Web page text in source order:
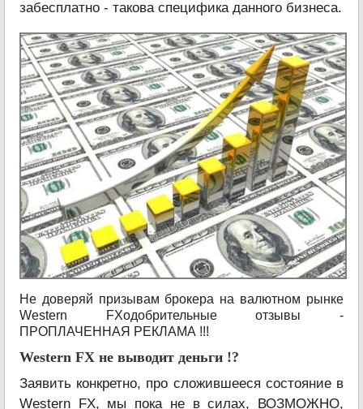
забесплатно - такова специфика данного бизнеса.
Не доверяй призывам брокера на валютном рынке
Western FXодобрительные отзывы -
ПРОПЛАЧЕННАЯ РЕКЛАМА !!!
Western FX не выводит деньги !?
Заявить конкретно, про сложившееся состояние в
Western FX, мы пока не в силах, ВОЗМОЖНО,